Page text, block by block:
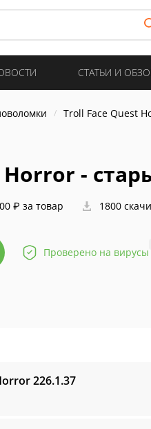
СТАТЬИ И
Troll Face Quest
-
₽ за товар 1800
Проверено на вирусы
226.1.37